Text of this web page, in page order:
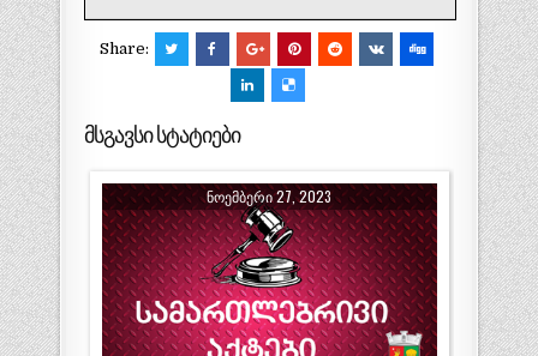
Share:
მსგავსი სტატიები
ᲜᲝᲔᲛᲑᲔᲠᲘ 27, 2023